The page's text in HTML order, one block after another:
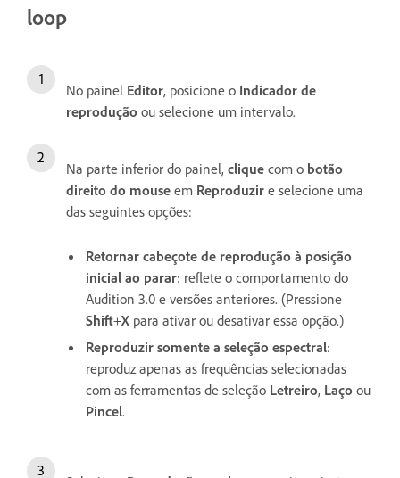
loop
No painel Editor, posicione o Indicador de
reprodução ou selecione um intervalo.
Na parte inferior do painel, clique com o botão
direito do mouse em Reproduzir e selecione uma
das seguintes opções:
Retornar cabeçote de reprodução à posição
inicial ao parar: reflete o comportamento do
Audition 3.0 e versões anteriores. (Pressione
Shift+X para ativar ou desativar essa opção.)
Reproduzir somente a seleção espectral:
reproduz apenas as frequências selecionadas
com as ferramentas de seleção Letreiro, Laço ou
Pincel.